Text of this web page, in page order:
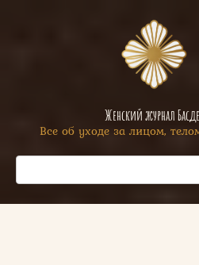
Женский журнал
Все об уходе за лицом,
Поиск: